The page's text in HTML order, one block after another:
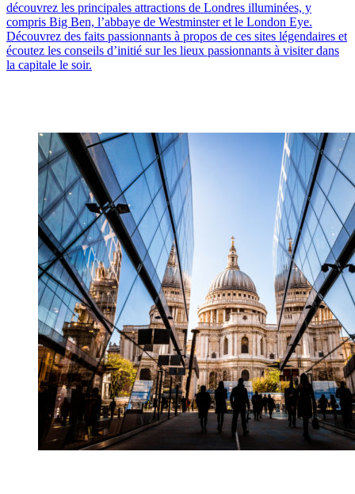
découvrez les principales attractions de Londres illuminées, y
compris Big Ben, l’abbaye de Westminster et le London Eye.
Découvrez des faits passionnants à propos de ces sites légendaires et
écoutez les conseils d’initié sur les lieux passionnants à visiter dans
la capitale le soir.